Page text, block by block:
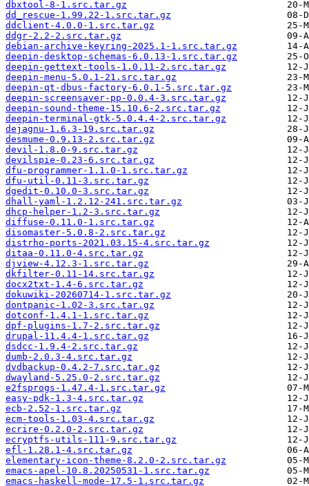
dbxtool-8-1.src.tar.gz
dd_rescue-1.99.22-1.src.tar.gz
ddclient-4.0.0-1.src.tar.gz
ddgr-2.2-2.src.tar.gz
debian-archive-keyring-2025.1-1.src.tar.gz
deepin-desktop-schemas-6.0.13-1.src.tar.gz
deepin-gettext-tools-1.0.11-2.src.tar.gz
deepin-menu-5.0.1-21.src.tar.gz
deepin-qt-dbus-factory-6.0.1-5.src.tar.gz
deepin-screensaver-pp-0.0.4-3.src.tar.gz
deepin-sound-theme-15.10.6-2.src.tar.gz
deepin-terminal-gtk-5.0.4.4-2.src.tar.gz
dejagnu-1.6.3-19.src.tar.gz
desmume-0.9.13-2.src.tar.gz
devil-1.8.0-9.src.tar.gz
devilspie-0.23-6.src.tar.gz
dfu-programmer-1.1.0-1.src.tar.gz
dfu-util-0.11-3.src.tar.gz
dgedit-0.10.0-3.src.tar.gz
dhall-yaml-1.2.12-241.src.tar.gz
dhcp-helper-1.2-3.src.tar.gz
diffuse-0.11.0-1.src.tar.gz
disomaster-5.0.8-2.src.tar.gz
distrho-ports-2021.03.15-4.src.tar.gz
ditaa-0.11.0-4.src.tar.gz
djview-4.12.3-1.src.tar.gz
dkfilter-0.11-14.src.tar.gz
docx2txt-1.4-6.src.tar.gz
dokuwiki-20260714-1.src.tar.gz
dontpanic-1.02-3.src.tar.gz
dotconf-1.4.1-1.src.tar.gz
dpf-plugins-1.7-2.src.tar.gz
drupal-11.4.4-1.src.tar.gz
dsdcc-1.9.4-2.src.tar.gz
dumb-2.0.3-4.src.tar.gz
dvdbackup-0.4.2-7.src.tar.gz
dwayland-5.25.0-2.src.tar.gz
e2fsprogs-1.47.4-1.src.tar.gz
easy-pdk-1.3-4.src.tar.gz
ecb-2.52-1.src.tar.gz
ecm-tools-1.03-4.src.tar.gz
ecrire-0.2.0-2.src.tar.gz
ecryptfs-utils-111-9.src.tar.gz
efl-1.28.1-4.src.tar.gz
elementary-icon-theme-8.2.0-2.src.tar.gz
emacs-apel-10.8.20250531-1.src.tar.gz
emacs-haskell-mode-17.5-1.src.tar.gz